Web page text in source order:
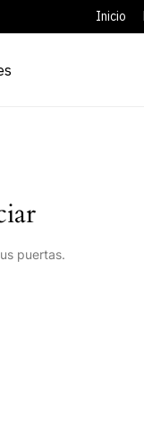
Inicio
puertas.